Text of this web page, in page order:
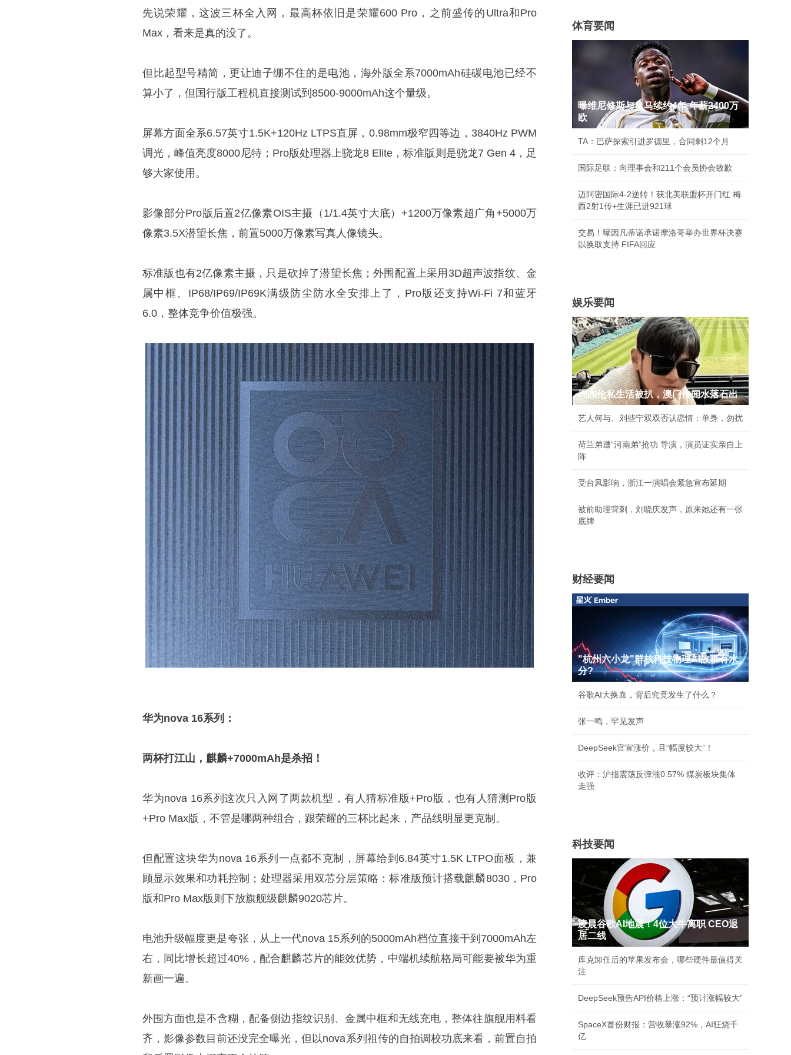
先说荣耀，这波三杯全入网，最高杯依旧是荣耀600 Pro，之前盛传的Ultra和Pro
Max，看来是真的没了。
但比起型号精简，更让迪子绷不住的是电池，海外版全系7000mAh硅碳电池已经不
算小了，但国行版工程机直接测试到8500-9000mAh这个量级。
屏幕方面全系6.57英寸1.5K+120Hz LTPS直屏，0.98mm极窄四等边，3840Hz PWM
调光，峰值亮度8000尼特；Pro版处理器上骁龙8 Elite，标准版则是骁龙7 Gen 4，足
够大家使用。
影像部分Pro版后置2亿像素OIS主摄（1/1.4英寸大底）+1200万像素超广角+5000万
像素3.5X潜望长焦，前置5000万像素写真人像镜头。
标准版也有2亿像素主摄，只是砍掉了潜望长焦；外围配置上采用3D超声波指纹、金
属中框、IP68/IP69/IP69K满级防尘防水全安排上了，Pro版还支持Wi-Fi 7和蓝牙
6.0，整体竞争价值极强。
华为nova 16系列：
两杯打江山，麒麟+7000mAh是杀招！
华为nova 16系列这次只入网了两款机型，有人猜标准版+Pro版，也有人猜测Pro版
+Pro Max版，不管是哪两种组合，跟荣耀的三杯比起来，产品线明显更克制。
但配置这块华为nova 16系列一点都不克制，屏幕给到6.84英寸1.5K LTPO面板，兼
顾显示效果和功耗控制；处理器采用双芯分层策略：标准版预计搭载麒麟8030，Pro
版和Pro Max版则下放旗舰级麒麟9020芯片。
电池升级幅度更是夸张，从上一代nova 15系列的5000mAh档位直接干到7000mAh左
右，同比增长超过40%，配合麒麟芯片的能效优势，中端机续航格局可能要被华为重
新画一遍。
外围方面也是不含糊，配备侧边指纹识别、金属中框和无线充电，整体往旗舰用料看
齐，影像参数目前还没完全曝光，但以nova系列祖传的自拍调校功底来看，前置自拍
体育要闻
曝维尼修斯与皇马续约4年 年薪2400万
欧
TA：巴萨探索引进罗德里，合同剩12个月
国际足联：向理事会和211个会员协会致歉
迈阿密国际4-2逆转！获北美联盟杯开门红 梅
西2射1传+生涯已进921球
交易！曝因凡蒂诺承诺摩洛哥举办世界杯决赛
以换取支持 FIFA回应
娱乐要闻
周杰伦私生活被扒，澳门传闻水落石出
艺人何与、刘些宁双双否认恋情：单身，勿扰
荷兰弟遭“河南弟”抢功 导演，演员证实亲自上
阵
受台风影响，浙江一演唱会紧急宣布延期
被前助理背刺，刘晓庆发声，原来她还有一张
底牌
财经要闻
"杭州六小龙"群核科技物理AI故事有水
分?
谷歌AI大换血，背后究竟发生了什么？
张一鸣，罕见发声
DeepSeek官宣涨价，且“幅度较大”！
收评：沪指震荡反弹涨0.57% 煤炭板块集体
走强
科技要闻
凌晨谷歌AI地震！4位大牛离职 CEO退
居二线
库克卸任后的苹果发布会，哪些硬件最值得关
注
DeepSeek预告API价格上涨：“预计涨幅较大”
SpaceX首份财报：营收暴涨92%，AI狂烧千
亿